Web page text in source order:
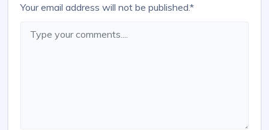
Your email address will not be published.*